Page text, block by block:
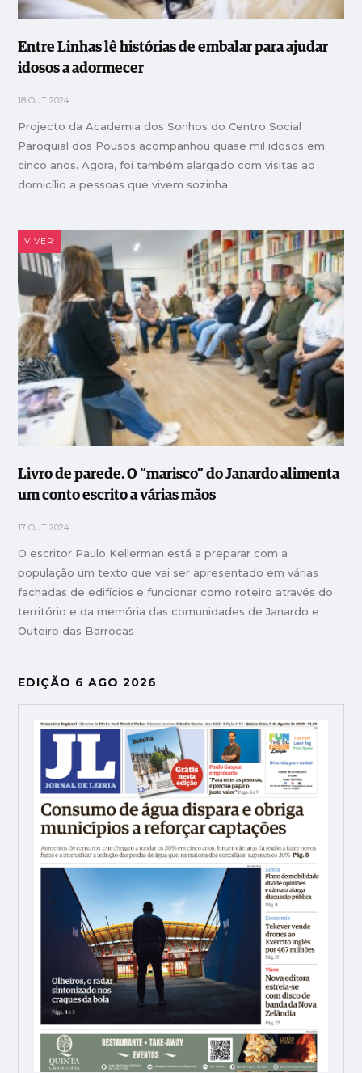
Entre Linhas lê histórias de embalar para ajudar
idosos a adormecer
18 OUT 2024
Projecto da Academia dos Sonhos do Centro Social
Paroquial dos Pousos acompanhou quase mil idosos em
cinco anos. Agora, foi também alargado com visitas ao
domicílio a pessoas que vivem sozinha
VIVER
Livro de parede. O “marisco” do Janardo alimenta
um conto escrito a várias mãos
17 OUT 2024
O escritor Paulo Kellerman está a preparar com a
população um texto que vai ser apresentado em várias
fachadas de edifícios e funcionar como roteiro através do
território e da memória das comunidades de Janardo e
Outeiro das Barrocas
EDIÇÃO 6 AGO 2026